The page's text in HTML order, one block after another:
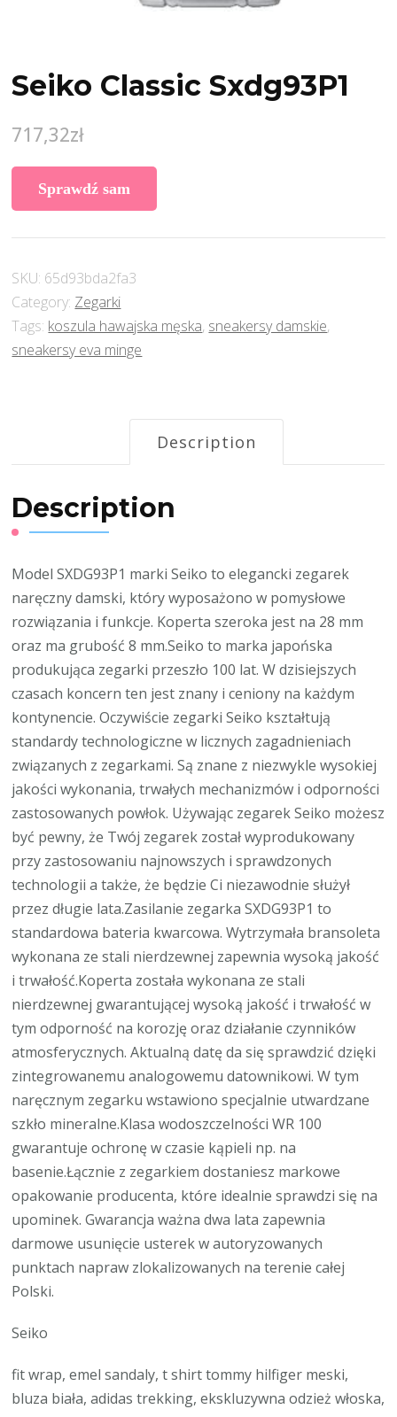
Seiko Classic Sxdg93P1
717,32zł
Sprawdź sam
SKU: 65d93bda2fa3
Category: Zegarki
Tags: koszula hawajska męska, sneakersy damskie,
sneakersy eva minge
Description
Description
Model SXDG93P1 marki Seiko to elegancki zegarek
naręczny damski, który wyposażono w pomysłowe
rozwiązania i funkcje. Koperta szeroka jest na 28 mm
oraz ma grubość 8 mm.Seiko to marka japońska
produkująca zegarki przeszło 100 lat. W dzisiejszych
czasach koncern ten jest znany i ceniony na każdym
kontynencie. Oczywiście zegarki Seiko kształtują
standardy technologiczne w licznych zagadnieniach
związanych z zegarkami. Są znane z niezwykle wysokiej
jakości wykonania, trwałych mechanizmów i odporności
zastosowanych powłok. Używając zegarek Seiko możesz
być pewny, że Twój zegarek został wyprodukowany
przy zastosowaniu najnowszych i sprawdzonych
technologii a także, że będzie Ci niezawodnie służył
przez długie lata.Zasilanie zegarka SXDG93P1 to
standardowa bateria kwarcowa. Wytrzymała bransoleta
wykonana ze stali nierdzewnej zapewnia wysoką jakość
i trwałość.Koperta została wykonana ze stali
nierdzewnej gwarantującej wysoką jakość i trwałość w
tym odporność na korozję oraz działanie czynników
atmosferycznych. Aktualną datę da się sprawdzić dzięki
zintegrowanemu analogowemu datownikowi. W tym
naręcznym zegarku wstawiono specjalnie utwardzane
szkło mineralne.Klasa wodoszczelności WR 100
gwarantuje ochronę w czasie kąpieli np. na
basenie.Łącznie z zegarkiem dostaniesz markowe
opakowanie producenta, które idealnie sprawdzi się na
upominek. Gwarancja ważna dwa lata zapewnia
darmowe usunięcie usterek w autoryzowanych
punktach napraw zlokalizowanych na terenie całej
Polski.
Seiko
fit wrap, emel sandaly, t shirt tommy hilfiger meski,
bluza biała, adidas trekking, ekskluzywna odzież włoska,